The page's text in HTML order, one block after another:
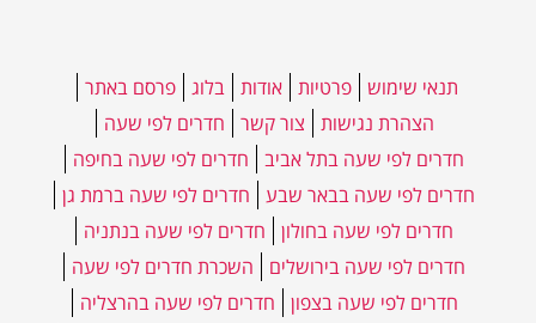
תנאי שימוש פרטיות אודות בלוג
פרסם באתר
הצהרת נגישות
צור קשר
חדרים לפי שעה
חדרים לפי שעה בתל אביב
חדרים לפי שעה בחיפה
חדרים לפי שעה בבאר שבע
חדרים לפי שעה ברמת גן
חדרים לפי שעה בחולון
חדרים לפי שעה בנתניה
חדרים לפי שעה בירושלים
השכרת חדרים לפי שעה
חדרים לפי שעה בצפון
חדרים לפי שעה בהרצליה